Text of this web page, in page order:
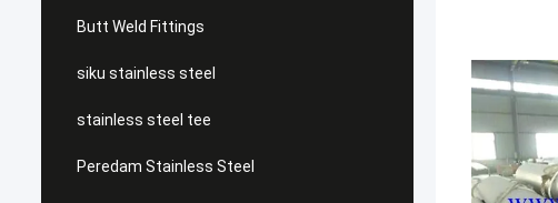
Butt Weld Fittings
siku stainless steel
stainless steel tee
Peredam Stainless Steel